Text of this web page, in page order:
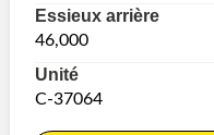
Essieux arrière
46,000
Unité
C-37064